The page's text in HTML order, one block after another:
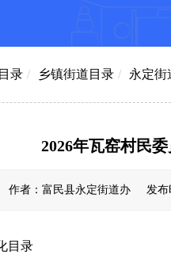
录 / 乡镇街道目录 / 永定街
2026年瓦窑村民
作者：富民县永定街道办 发布
目录